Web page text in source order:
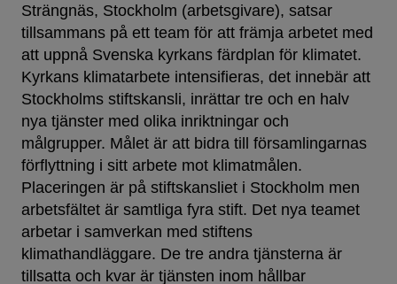
Strängnäs, Stockholm (arbetsgivare), satsar
tillsammans på ett team för att främja arbetet med
att uppnå Svenska kyrkans färdplan för klimatet.
Kyrkans klimatarbete intensifieras, det innebär att
Stockholms stiftskansli, inrättar tre och en halv
nya tjänster med olika inriktningar och
målgrupper. Målet är att bidra till församlingarnas
förflyttning i sitt arbete mot klimatmålen.
Placeringen är på stiftskansliet i Stockholm men
arbetsfältet är samtliga fyra stift. Det nya teamet
arbetar i samverkan med stiftens
klimathandläggare. De tre andra tjänsterna är
tillsatta och kvar är tjänsten inom hållbar